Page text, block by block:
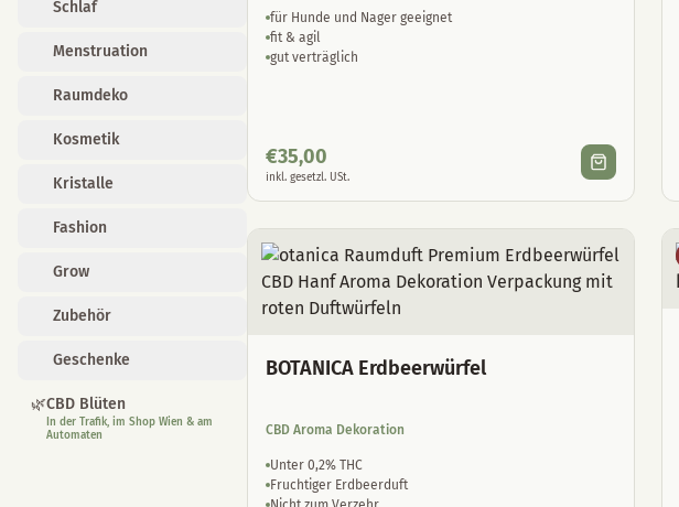
In der Trafik, im Shop Wien & am
für Hunde und Nager geeignet
fit & agil
gut verträglich
€35,00
inkl. gesetzl. USt.
BOTANICA Erdbeerwürfel
CBD Aroma Dekoration
Unter 0,2% THC
Fruchtiger Erdbeerduft